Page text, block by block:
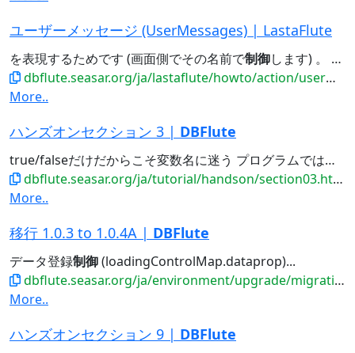
ユーザーメッセージ (UserMessages) | LastaFlute
を表現するためです (画面側でその名前で制御します) 。 サーバーサイドHTMLであればHTML上の名前、JSON...
dbflute.seasar.org/ja/lastaflute/howto/action/usermessages.html
More..
ハンズオンセクション 3 | DBFlute
true/falseだけだからこそ変数名に迷う プログラムでは、booleanを使って何か
dbflute.seasar.org/ja/tutorial/handson/section03.html
More..
移行 1.0.3 to 1.0.4A | DBFlute
データ登録制御(loadingControlMap.dataprop)...
dbflute.seasar.org/ja/environment/upgrade/migration/migrate103to104A.html
More..
ハンズオンセクション 9 | DBFlute